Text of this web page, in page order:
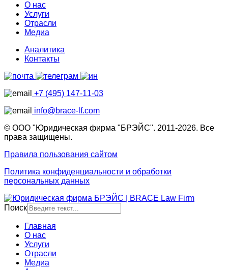
О нас
Услуги
Отрасли
Медиа
Аналитика
Контакты
+7 (495) 147-11-03
info@brace-lf.com
© ООО "Юридическая фирма "БРЭЙС". 2011-2026. Все
права защищены.
Правила пользования сайтом
Политика конфиденциальности и обработки
персональных данных
Поиск
Главная
О нас
Услуги
Отрасли
Медиа